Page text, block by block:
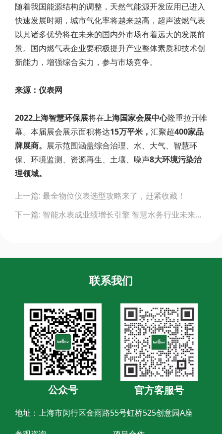
随着我国能源结构的调整，天然气能源开发应用已进入
快速发展时期，城市气化率将越来越高，超声波燃气表
以其诸多优势将在未来的国内外市场有着远大的发展前
景。国内燃气表企业要积极提升产业整体素质和技术创
新能力，增强综合实力，参与市场竞争。
来源：仪表网
2022上海智慧环保展将在上海国家会展中心隆重拉开帷
幕。本届展会展示面积将达15万平米， 汇聚超400家品
牌展商。 展示范围涵盖综合治理、水、大气、智慧环
保、环境监测、资源再生、土壤、噪声8大环境污染治
理领域。
navigation
上一篇: 最全物位仪表选型攻略来了，赶紧收藏！
下一篇: 智能水表成业绩增长引擎 智慧水务行业未来可期
联系我们
公众号 官方客服号
地址：上海市闵行区金雨路55号虹桥525创意园A座